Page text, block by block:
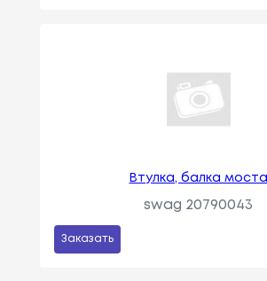
Втулка, балка моста
swag 20790043
Заказать